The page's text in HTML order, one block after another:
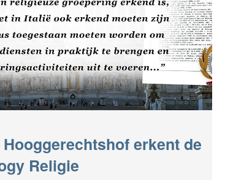
erkent de
Religie